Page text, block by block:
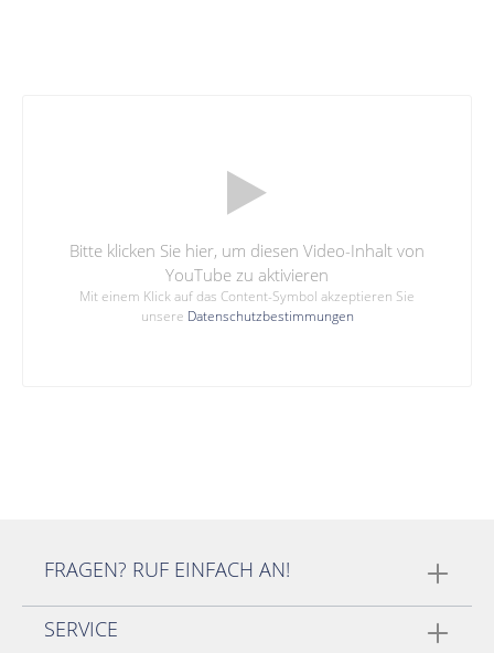
Bitte klicken Sie hier, um diesen Video-Inhalt von
YouTube zu aktivieren
Mit einem Klick auf das Content-Symbol akzeptieren Sie
unsere Datenschutzbestimmungen
FRAGEN? RUF EINFACH AN!
SERVICE